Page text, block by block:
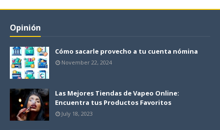
Opinión
Cómo sacarle provecho a tu cuenta nómina
November 22, 2024
Las Mejores Tiendas de Vapeo Online:
Encuentra tus Productos Favoritos
July 18, 2023